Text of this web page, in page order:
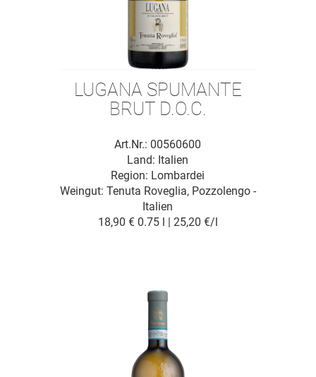
LUGANA SPUMANTE
BRUT D.O.C.
Art.Nr.: 00560600
Region: Lombardei
Land: Italien
Weingut: Tenuta Roveglia, Pozzolengo -
Italien
18,90 € 0.75 l | 25,20 €/l